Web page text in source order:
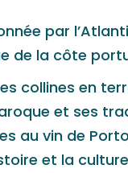
par
de la côte
collines en
et ses
au vin de
et la